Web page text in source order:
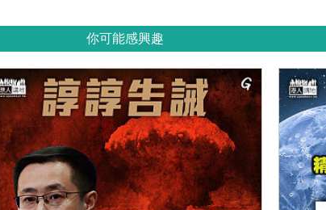
你可能感興趣